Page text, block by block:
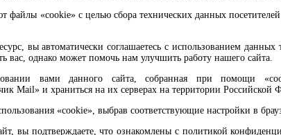
и нажмите клавиши Ctrl+Enter или ссылку ниже
файлы «cookie» с целью сбора технических данных
вы автоматически соглашаетесь с использованием
вас, однако может помочь нам улучшить работу нашего сайта.
вами данного сайта, собранная при помощи
Mail» и храниться на их серверах на территории Российской
«cookie», выбрав соответствующие настройки в
вы подтверждаете, что ознакомлены с политикой